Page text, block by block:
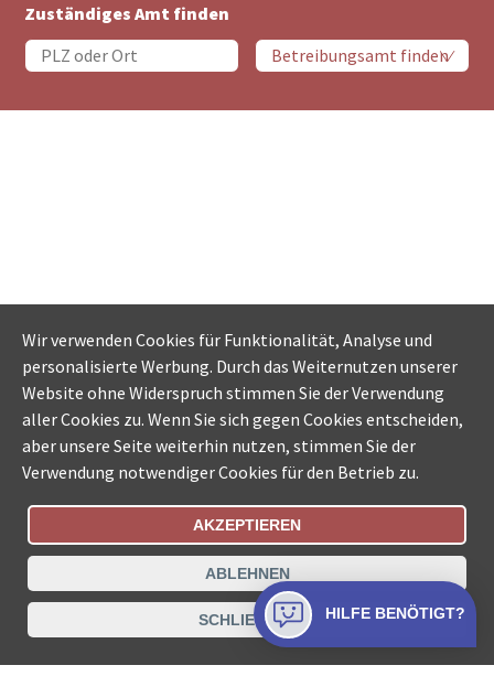
Zuständiges Amt finden
Bestellungsstatus Ämtersuche der Schweiz
Datenschutz Impressum Nutzungsbestimmungen
Kontakt
Wir verwenden Cookies für Funktionalität, Analyse und
personalisierte Werbung. Durch das Weiternutzen unserer
Website ohne Widerspruch stimmen Sie der Verwendung
aller Cookies zu. Wenn Sie sich gegen Cookies entscheiden,
aber unsere Seite weiterhin nutzen, stimmen Sie der
Verwendung notwendiger Cookies für den Betrieb zu.
AKZEPTIEREN
ABLEHNEN
SCHLIESSEN HILFE BENÖTIGT?